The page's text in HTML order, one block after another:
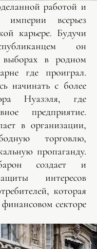
работой и
всерьез
карьере. Будучи
он
в родном
где проиграл.
начинать с более
Нуазэля, где
предприятие.
в организации,
торговлю,
пропаганду.
создает и
интересов
которая
секторе